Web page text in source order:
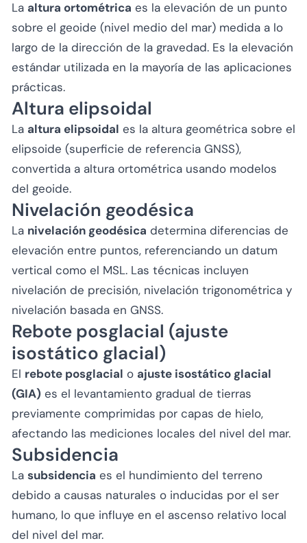
La altura ortométrica es la elevación de un punto
sobre el geoide (nivel medio del mar) medida a lo
largo de la dirección de la gravedad. Es la elevación
estándar utilizada en la mayoría de las aplicaciones
prácticas.
Altura elipsoidal
La altura elipsoidal es la altura geométrica sobre el
elipsoide (superficie de referencia GNSS),
convertida a altura ortométrica usando modelos
del geoide.
Nivelación geodésica
La nivelación geodésica determina diferencias de
elevación entre puntos, referenciando un datum
vertical como el MSL. Las técnicas incluyen
nivelación de precisión, nivelación trigonométrica y
nivelación basada en GNSS.
Rebote posglacial (ajuste
isostático glacial)
El rebote posglacial o ajuste isostático glacial
(GIA) es el levantamiento gradual de tierras
previamente comprimidas por capas de hielo,
afectando las mediciones locales del nivel del mar.
Subsidencia
La subsidencia es el hundimiento del terreno
debido a causas naturales o inducidas por el ser
humano, lo que influye en el ascenso relativo local
del nivel del mar.